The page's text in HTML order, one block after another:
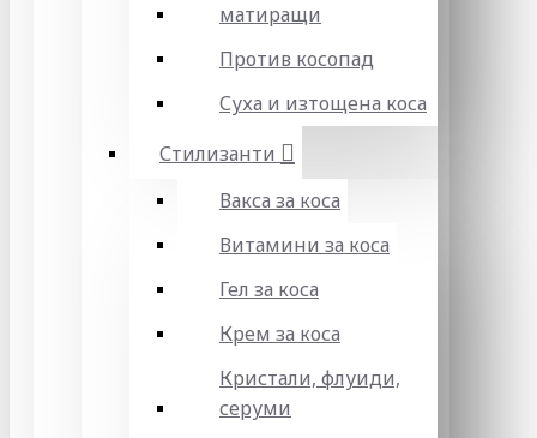
матиращи
Против косопад
Суха и изтощена коса
Стилизанти
Вакса за коса
Витамини за коса
Гел за коса
Крем за коса
Кристали, флуиди,
серуми